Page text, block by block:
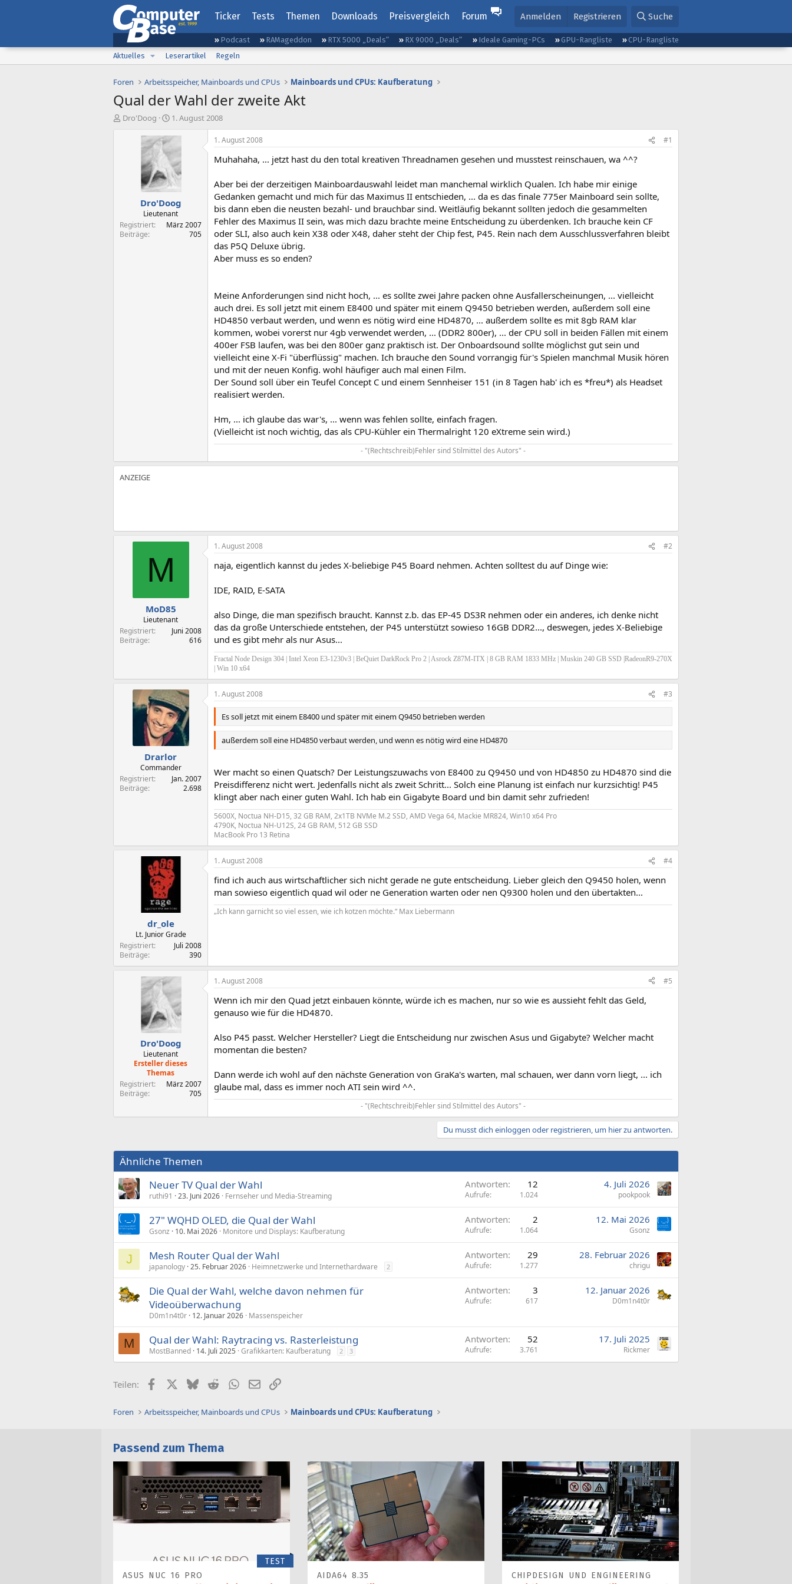
Ticker Tests Themen Downloads Preisvergleich Forum Anmelden Registrieren Suche
Podcast RAMageddon RTX 5000 „Deals“ RX 9000 „Deals“ Ideale Gaming-PCs GPU-Rangliste
CPU-Rangliste
Aktuelles
Leserartikel Regeln
Foren Arbeitsspeicher, Mainboards und CPUs Mainboards und CPUs: Kaufberatung
Qual der Wahl der zweite Akt
E
Dro'Doog
E
s
e
l
l
t
a
m
1. August 2008
Dro'Doog
Lieutenant
Registriert
März 2007
Beiträge
705
1. August 2008 #1
Muhahaha, ... jetzt hast du den total kreativen Threadnamen gesehen und musstest reinschauen, wa ^^?
Aber bei der derzeitigen Mainboardauswahl leidet man manchemal wirklich Qualen. Ich habe mir einige
Gedanken gemacht und mich für das Maximus II entschieden, ... da es das finale 775er Mainboard sein sollte,
bis dann eben die neusten bezahl- und brauchbar sind. Weitläufig bekannt sollten jedoch die gesammelten
Fehler des Maximus II sein, was mich dazu brachte meine Entscheidung zu überdenken. Ich brauche kein CF
oder SLI, also auch kein X38 oder X48, daher steht der Chip fest, P45. Rein nach dem Ausschlussverfahren bleibt
das P5Q Deluxe übrig.
Aber muss es so enden?
Meine Anforderungen sind nicht hoch, ... es sollte zwei Jahre packen ohne Ausfallerscheinungen, ... vielleicht
auch drei. Es soll jetzt mit einem E8400 und später mit einem Q9450 betrieben werden, außerdem soll eine
HD4850 verbaut werden, und wenn es nötig wird eine HD4870, ... außerdem sollte es mit 8gb RAM klar
kommen, wobei vorerst nur 4gb verwendet werden, ... (DDR2 800er), ... der CPU soll in beiden Fällen mit einem
400er FSB laufen, was bei den 800er ganz praktisch ist. Der Onboardsound sollte möglichst gut sein und
vielleicht eine X-Fi "überflüssig" machen. Ich brauche den Sound vorrangig für's Spielen manchmal Musik hören
und mit der neuen Konfig. wohl häufiger auch mal einen Film.
Der Sound soll über ein Teufel Concept C und einem Sennheiser 151 (in 8 Tagen hab' ich es *freu*) als Headset
realisiert werden.
Hm, ... ich glaube das war's, ... wenn was fehlen sollte, einfach fragen.
(Vielleicht ist noch wichtig, das als CPU-Kühler ein Thermalright 120 eXtreme sein wird.)
- "(Rechtschreib)Fehler sind Stilmittel des Autors" -​
M
MoD85
Lieutenant
Registriert
Juni 2008
Beiträge
616
1. August 2008 #2
naja, eigentlich kannst du jedes X-beliebige P45 Board nehmen. Achten solltest du auf Dinge wie:
IDE, RAID, E-SATA
also Dinge, die man spezifisch braucht. Kannst z.b. das EP-45 DS3R nehmen oder ein anderes, ich denke nicht
das da große Unterschiede entstehen, der P45 unterstützt sowieso 16GB DDR2..., deswegen, jedes X-Beliebige
und es gibt mehr als nur Asus...
Fractal Node Design 304 | Intel Xeon E3-1230v3 | BeQuiet DarkRock Pro 2 | Asrock Z87M-ITX | 8 GB RAM 1833 MHz | Muskin 240 GB SSD |RadeonR9-270X
| Win 10 x64
Drarlor
Commander
Registriert
Jan. 2007
Beiträge
2.698
1. August 2008 #3
Es soll jetzt mit einem E8400 und später mit einem Q9450 betrieben werden
außerdem soll eine HD4850 verbaut werden, und wenn es nötig wird eine HD4870
Wer macht so einen Quatsch? Der Leistungszuwachs von E8400 zu Q9450 und von HD4850 zu HD4870 sind die
Preisdifferenz nicht wert. Jedenfalls nicht als zweit Schritt... Solch eine Planung ist einfach nur kurzsichtig! P45
klingt aber nach einer guten Wahl. Ich hab ein Gigabyte Board und bin damit sehr zufrieden!
5600X, Noctua NH-D15, 32 GB RAM, 2x1TB NVMe M.2 SSD, AMD Vega 64, Mackie MR824, Win10 x64 Pro
4790K, Noctua NH-U12S, 24 GB RAM, 512 GB SSD
MacBook Pro 13 Retina
dr_ole
Lt. Junior Grade
Registriert
Juli 2008
Beiträge
390
1. August 2008 #4
find ich auch aus wirtschaftlicher sich nicht gerade ne gute entscheidung. Lieber gleich den Q9450 holen, wenn
man sowieso eigentlich quad wil oder ne Generation warten oder nen Q9300 holen und den übertakten...
„Ich kann garnicht so viel essen, wie ich kotzen möchte.“ Max Liebermann
Dro'Doog
Lieutenant
Ersteller dieses
Themas
Registriert
März 2007
Beiträge
705
1. August 2008 #5
Wenn ich mir den Quad jetzt einbauen könnte, würde ich es machen, nur so wie es aussieht fehlt das Geld,
genauso wie für die HD4870.
Also P45 passt. Welcher Hersteller? Liegt die Entscheidung nur zwischen Asus und Gigabyte? Welcher macht
momentan die besten?
Dann werde ich wohl auf den nächste Generation von GraKa's warten, mal schauen, wer dann vorn liegt, ... ich
glaube mal, dass es immer noch ATI sein wird ^^.
- "(Rechtschreib)Fehler sind Stilmittel des Autors" -​
Du musst dich einloggen oder registrieren, um hier zu antworten.
Ähnliche Themen
Neuer TV Qual der Wahl
ruthi91 23. Juni 2026 Fernseher und Media-Streaming
Antworten 12
Aufrufe 1.024
4. Juli 2026
pookpook
27" WQHD OLED, die Qual der Wahl
Gsonz 10. Mai 2026 Monitore und Displays: Kaufberatung
Antworten 2
Aufrufe 1.064
12. Mai 2026
Gsonz
J Mesh Router Qual der Wahl
japanology 25. Februar 2026 Heimnetzwerke und Internethardware 2
Antworten 29
Aufrufe 1.277
28. Februar 2026
chrigu
Die Qual der Wahl, welche davon nehmen für
Videoüberwachung
D0m1n4t0r 12. Januar 2026 Massenspeicher
Antworten 3
Aufrufe 617
12. Januar 2026
D0m1n4t0r
M Qual der Wahl: Raytracing vs. Rasterleistung
MostBanned 14. Juli 2025 Grafikkarten: Kaufberatung 2 3
Antworten 52
Aufrufe 3.761
17. Juli 2025
Rickmer
Teilen: FacebookX (Twitter)
BlueskyRedditWhatsApp
E-MailLink
Foren Arbeitsspeicher, Mainboards und CPUs Mainboards und CPUs: Kaufberatung
Passend zum Thema
TEST
ASUS NUC 16 PRO
AIDA64 8.35 CHIPDESIGN UND ENGINEERING